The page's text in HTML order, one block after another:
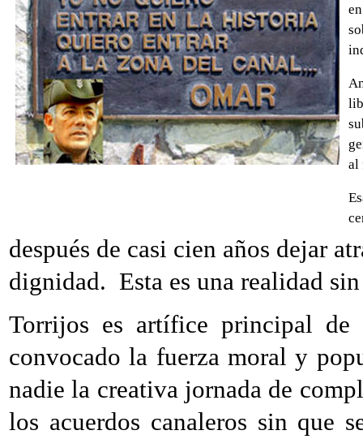
al
después de casi cien años dejar
dignidad. Esta es una realidad
Torrijos es artífice principal
convocado la fuerza moral y
nadie la creativa jornada de
los acuerdos canaleros sin que